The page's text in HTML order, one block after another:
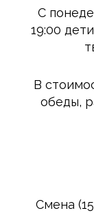
С
19:00
В
обеды,
Смена